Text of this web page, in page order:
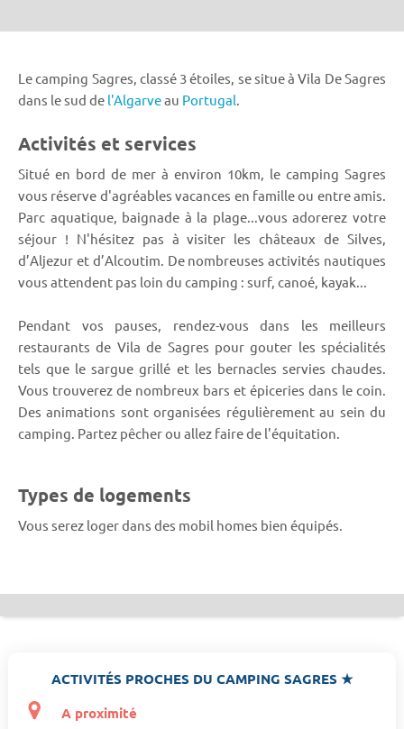
Le camping Sagres, classé 3 étoiles, se situe à Vila De Sagres
dans le sud de l'Algarveau Portugal.
Activités et services
Situé en bord de mer à environ 10km, le camping Sagres
vous réserve d'agréables vacances en famille ou entre amis.
Parc aquatique, baignade à la plage...vous adorerez votre
séjour ! N'hésitez pas à visiter les châteaux de Silves,
d’Aljezur et d’Alcoutim. De nombreuses activités nautiques
vous attendent pas loin du camping : surf, canoé, kayak...
Pendant vos pauses, rendez-vous dans les meilleurs
restaurants de Vila de Sagres pour gouter les spécialités
tels que le sargue grillé et les bernacles servies chaudes.
Vous trouverez de nombreux bars et épiceries dans le coin.
Des animations sont organisées régulièrement au sein du
camping. Partez pêcher ou allez faire de l'équitation.
Types de logements
Vous serez loger dans des mobil homes bien équipés.
ACTIVITÉS PROCHES DU CAMPING SAGRES ★
A proximité